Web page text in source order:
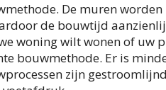
De muren
de bouwtijd
woning wilt wonen of uw
bouwmethode. Er is
zijn